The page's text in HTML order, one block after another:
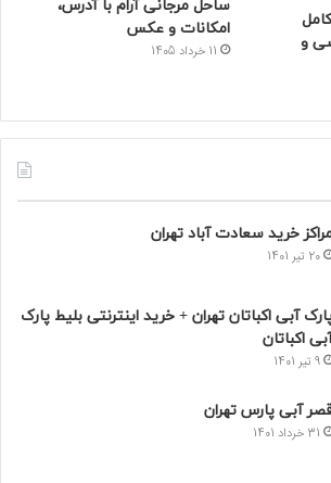
و
ساحل مرجانی آرام با آدرس،
امکانات و عکس
11 خرداد 1405
خرید سعادت‌ آباد تهران
20 تیر 1401
آبی اکباتان تهران + خرید اینترنتی بلیط پارک
اکباتان
9 تیر 1401
آبی پارس تهران
31 خرداد 1401